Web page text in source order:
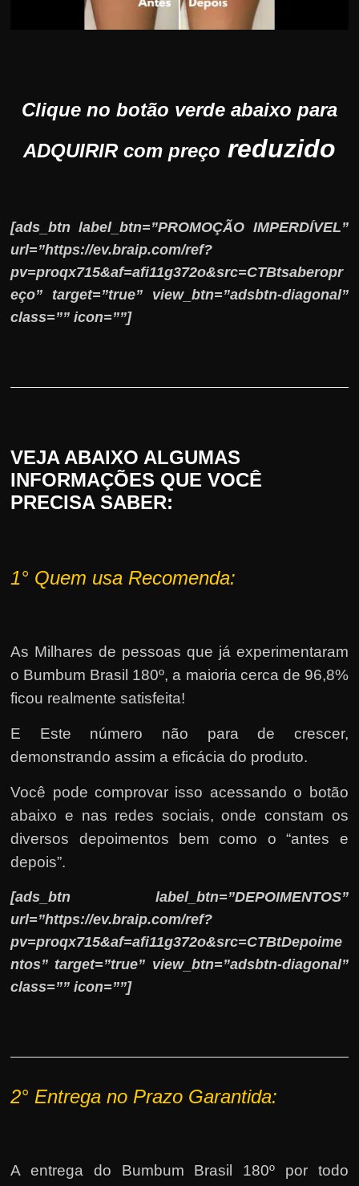
Clique no botão verde abaixo para
ADQUIRIR com preço reduzido
[ads_btn label_btn=”PROMOÇÃO IMPERDÍVEL”
url=”https://ev.braip.com/ref?
pv=proqx715&af=afi11g372o&src=CTBtsaberopr
eço” target=”true” view_btn=”adsbtn-diagonal”
class=”” icon=””]
VEJA ABAIXO ALGUMAS
INFORMAÇÕES QUE VOCÊ
PRECISA SABER:
1° Quem usa Recomenda:
As Milhares de pessoas que já experimentaram
o Bumbum Brasil 180º, a maioria cerca de 96,8%
ficou realmente satisfeita!
E Este número não para de crescer,
demonstrando assim a eficácia do produto.
Você pode comprovar isso acessando o botão
abaixo e nas redes sociais, onde constam os
diversos depoimentos bem como o “antes e
depois”.
[ads_btn label_btn=”DEPOIMENTOS”
url=”https://ev.braip.com/ref?
pv=proqx715&af=afi11g372o&src=CTBtDepoime
ntos” target=”true” view_btn=”adsbtn-diagonal”
class=”” icon=””]
2° Entrega no Prazo Garantida:
A entrega do Bumbum Brasil 180º por todo